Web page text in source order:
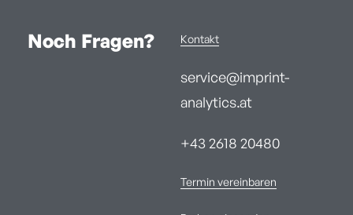
Noch Fragen? Kontakt
service@imprint-
analytics.at
+43 2618 20480
Termin vereinbaren